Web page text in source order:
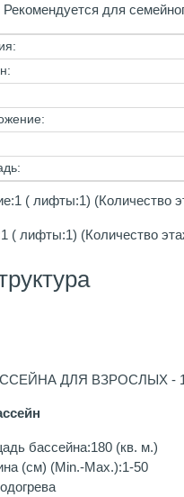
для
( лифты:1) (Количество
( лифты:1) (Количество
ДЛЯ ВЗРОСЛЫХ -
бассейна:180 (кв. м.)
(см) (Min.-Max.):1-50